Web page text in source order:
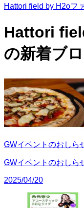
Hattori field by H2oフ
Hattori
の新着ブ
GWイベントのおしら
GWイベントのおしら
2025/04/20